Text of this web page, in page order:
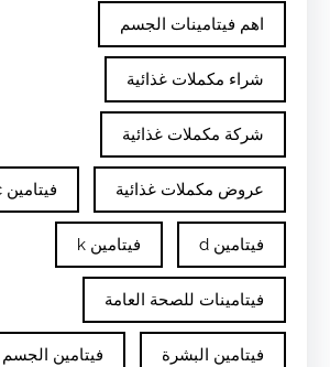
اهم فيتامينات الجسم
شراء مكملات غذائية
شركة مكملات غذائية
عروض مكملات غذائية فيتامين c
فيتامين d فيتامين k
فيتامينات للصحة العامة
فيتامين البشرة فيتامين الجسم